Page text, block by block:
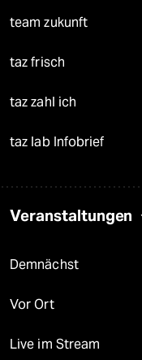
team zukunft
taz frisch
taz zahl ich
taz lab Infobrief
Veranstaltungen
Demnächst
Vor Ort
Live im Stream